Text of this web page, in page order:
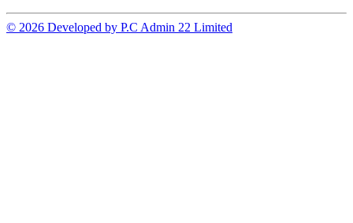
© 2026 Developed by P.C Admin 22 Limited